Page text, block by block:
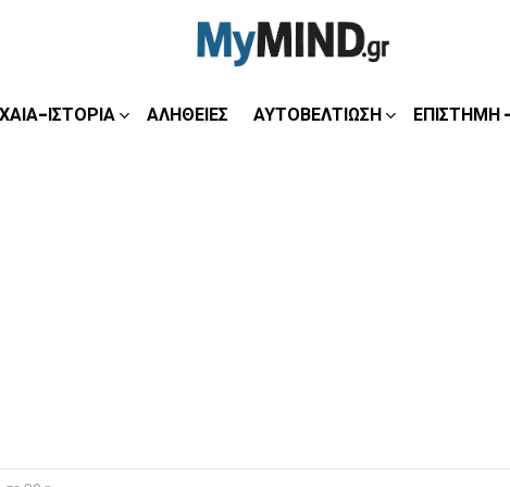
ΙΣΤΟΡΊΑ ΑΛΉΘΕΙΕΣ ΑΥΤΟΒΕΛΤΊΩΣΗ ΕΠΙΣΤΉΜΗ